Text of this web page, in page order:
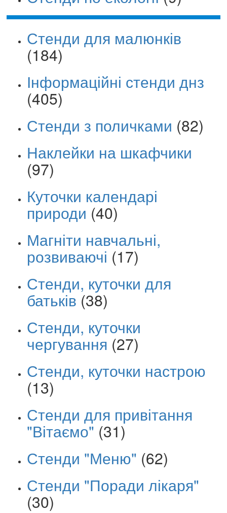
Стенди для малюнків
(184)
Інформаційні стенди днз
(405)
Стенди з поличками (82)
Наклейки на шкафчики
(97)
Куточки календарі
природи (40)
Магніти навчальні,
розвиваючі (17)
Стенди, куточки для
батьків (38)
Стенди, куточки
чергування (27)
Стенди, куточки настрою
(13)
Стенди для привітання
"Вітаємо" (31)
Стенди "Меню" (62)
Стенди "Поради лікаря"
(30)